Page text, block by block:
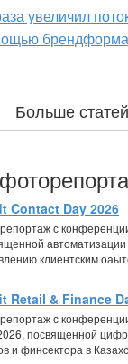
увеличил
Больше статей
Contact Day 2026
с
автоматизации
клиентским
Retail & Finance
с
посвященной
и финсектора в